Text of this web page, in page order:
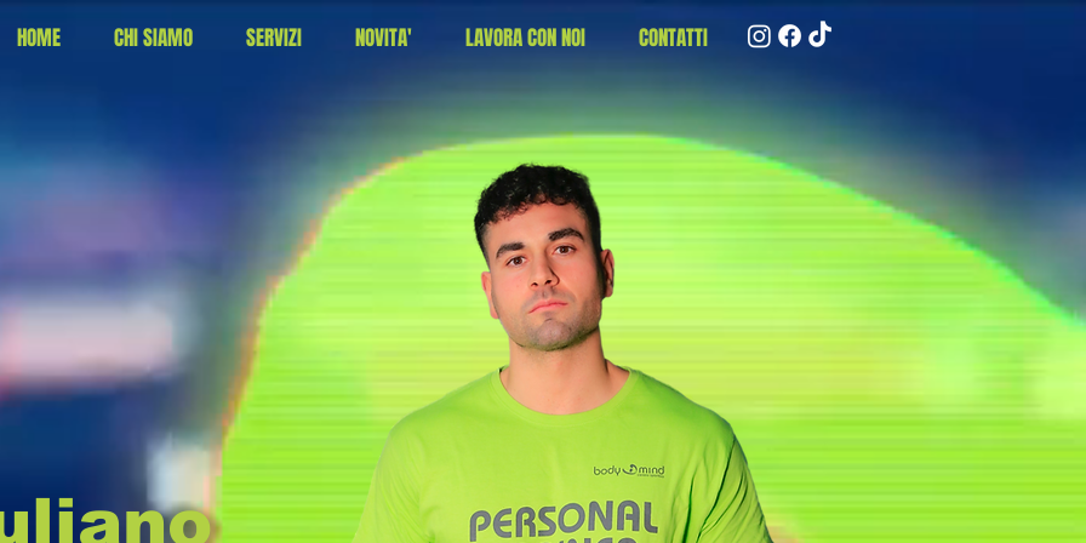
HOME CHI SIAMO SERVIZI NOVITA' LAVORA CON NOI CONTATTI